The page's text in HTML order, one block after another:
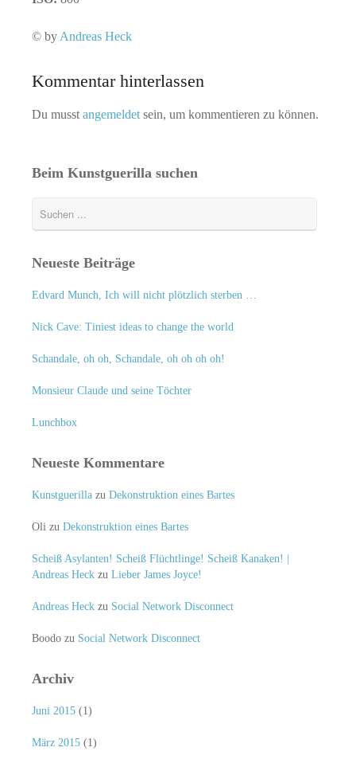
© by Andreas Heck
Kommentar hinterlassen
Du musst angemeldetsein, um kommentieren zu können.
Beim Kunstguerilla suchen
Neueste Beiträge
Edvard Munch, Ich will nicht plötzlich sterben …
Nick Cave: Tiniest ideas to change the world
Schandale, oh oh, Schandale, oh oh oh oh!
Monsieur Claude und seine Töchter
Lunchbox
Neueste Kommentare
Kunstguerillazu Dekonstruktion eines Bartes
Oli zu Dekonstruktion eines Bartes
Scheiß Asylanten! Scheiß Flüchtlinge! Scheiß Kanaken! |
Andreas Heckzu Lieber James Joyce!
Andreas Heckzu Social Network Disconnect
Boodozu Social Network Disconnect
Archiv
Juni 2015(1)
März 2015(1)